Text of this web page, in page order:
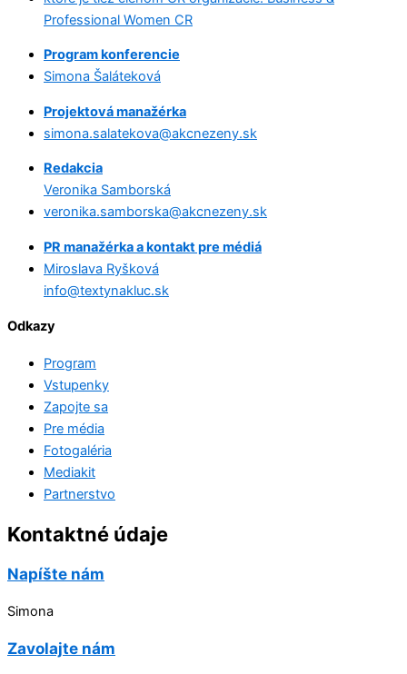
Professional Women CR
Program konferencie
Simona Šaláteková
Projektová manažérka
simona.salatekova@akcnezeny.sk
Redakcia
Veronika Samborská
veronika.samborska@akcnezeny.sk
PR manažérka a kontakt pre médiá
Miroslava Ryšková
info@textynakluc.sk
Odkazy
Program
Vstupenky
Zapojte sa
Pre média
Fotogaléria
Mediakit
Partnerstvo
Kontaktné údaje
Napíšte nám
Simona
Zavolajte nám